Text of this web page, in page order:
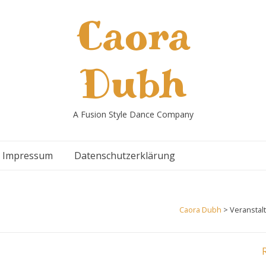
Caora
Dubh
A Fusion Style Dance Company
Impressum Datenschutzerklärung
Caora Dubh >